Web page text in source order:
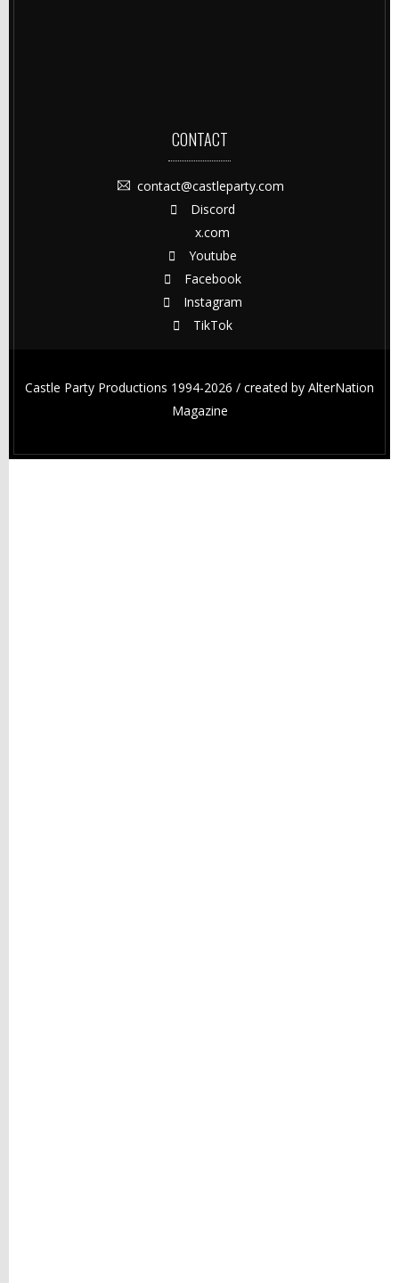
CONTACT
contact@castleparty.com
Discord
x.com
Youtube
Facebook
Instagram
TikTok
Castle Party Productions 1994-2026 / created by AlterNation
Magazine